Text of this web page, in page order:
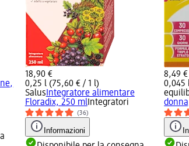
18,90 €
0,25 l (75,60 € / 1 l)
Salus Integratore alimentare
Floradix, 250 mlIntegratori
(36)
Informazioni
8,49 €
0,045